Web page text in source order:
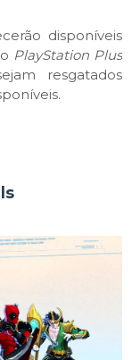
disponíveis
PlayStation Plus
resgatados